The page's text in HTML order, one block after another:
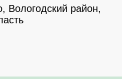
Вологодский район,